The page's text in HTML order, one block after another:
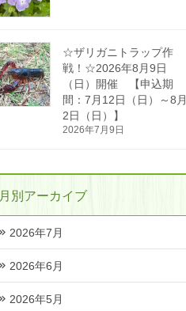
☆ザリガニトラップ作
戦！☆2026年8月9日
（日）開催 【申込期
間：7月12日（日）～8月
2日（日）】
2026年7月9日
月別アーカイブ
2026年7月
2026年6月
2026年5月